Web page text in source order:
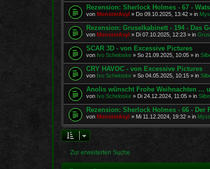
Rezension: Sherlock Holmes - 67 -
von MonsterAsyl » Do 09.10.2025, 13:42 » in
Rezension: Gruselkabinett - 194 - Das
von MonsterAsyl » Di 07.10.2025, 12:23 » in
SCAR 3D - von Excessive Pictures
von Ivo Scheloske » So 21.09.2025, 10:05 » in
CRY HAVOC - von Excessive Pictures
von Ivo Scheloske » So 04.05.2025, 10:15 » in
Anolis wünscht Frohe Weihnachten ...
von Ivo Scheloske » Di 24.12.2024, 11:05 » in
Rezension: Sherlock Holmes - 66 - Der
von MonsterAsyl » Mi 11.12.2024, 19:32 » in
Zur erweiterten Suche